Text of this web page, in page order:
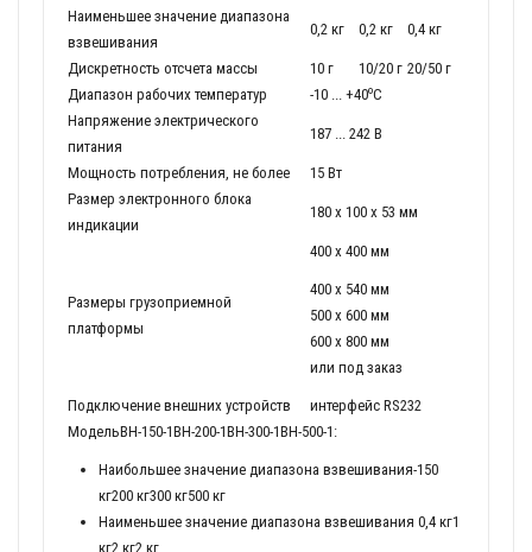
Наименьшее значение диапазона
взвешивания
0,2 кг 0,2 кг 0,4 кг
Дискретность отсчета массы 10 г 10/20 г 20/50 г
Диапазон рабочих температур
-10 ... +40оС
Напряжение электрического
питания
187 ... 242 В
Мощность потребления, не более
15 Вт
Размер электронного блока
индикации
180 х 100 х 53 мм
Размеры грузоприемной
платформы
400 х 400 мм
400 х 540 мм
500 х 600 мм
600 х 800 мм
или под заказ
Подключение внешних устройств
интерфейс RS232
МодельВН-150-1ВН-200-1ВН-300-1ВН-500-1:
Наибольшее значение диапазона взвешивания-150
кг200 кг300 кг500 кг
Наименьшее значение диапазона взвешивания 0,4 кг1
кг2 кг2 кг